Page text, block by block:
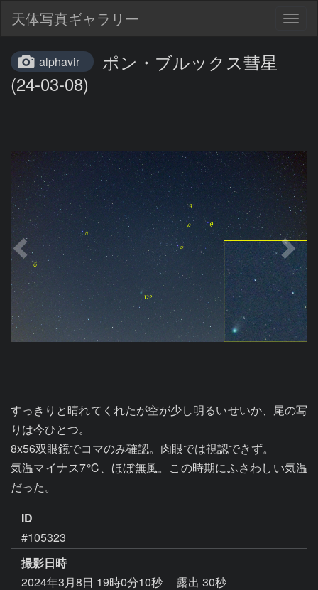
天体写真ギャラリー
alphavir
ポン・ブルックス彗星
(24-03-08)
すっきりと晴れてくれたが空が少し明るいせいか、尾の写
りは今ひとつ。
8x56双眼鏡でコマのみ確認。肉眼では視認できず。
気温マイナス7℃、ほぼ無風。この時期にふさわしい気温
だった。
ID
#105323
撮影日時
2024年3月8日 19時0分10秒
露出 30秒